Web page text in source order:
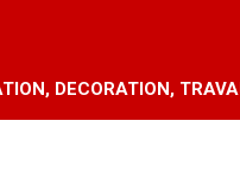
DECORATION,